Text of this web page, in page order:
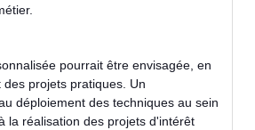
pourrait être envisagée, en
projets pratiques. Un
déploiement des techniques au sein
la réalisation des projets d'intérêt